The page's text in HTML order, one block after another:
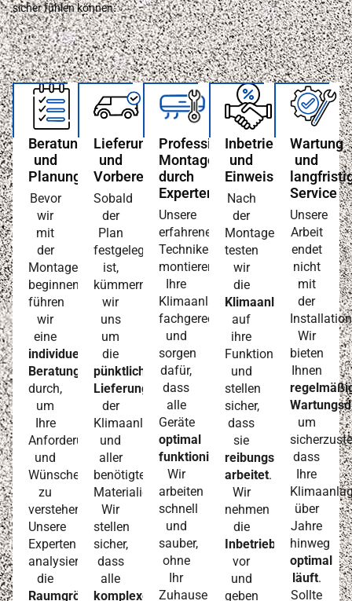
sicher fühlen können:
Beratung
und
Planung
Bevor
wir
mit
der
Montage
beginnen,
führen
wir
eine
individuelle
Beratung
durch,
um
Ihre
Anforderungen
und
Wünsche
zu
verstehen.
Unsere
Experten
analysieren
die
Raumgröße
Lieferung
und
Vorbereitung
Sobald
der
Plan
festgelegt
ist,
kümmern
wir
uns
um
die
pünktliche
Lieferung
der
Klimaanlage
und
aller
benötigten
Materialien.
Wir
stellen
sicher,
dass
alle
komplexen
Professionelle
Montage
durch
Experten
Unsere
erfahrenen
Techniker
montieren
Ihre
Klimaanlage
fachgerecht
und
sorgen
dafür,
dass
alle
Geräte
optimal
funktionieren.
Wir
arbeiten
schnell
und
sauber,
ohne
Ihr
Zuhause
Inbetriebnahme
und
Einweisung
Nach
der
Montage
testen
wir
die
Klimaanlage
auf
ihre
Funktionsfähigkeit
und
stellen
sicher,
dass
sie
reibungslos
arbeitet.
Wir
nehmen
die
Inbetriebnahme
vor
und
geben
Wartung
und
Service
Unsere
Arbeit
endet
nicht
mit
der
Wir
bieten
Ihnen
um
dass
Ihre
über
Jahre
hinweg
optimal
läuft.
Sollte